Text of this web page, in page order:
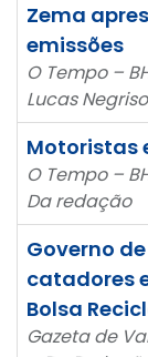
Zema
emissões
O Tempo –
Lucas
Motoristas
O Tempo –
Da redação
Governo
catadores
Bolsa
Gazeta de